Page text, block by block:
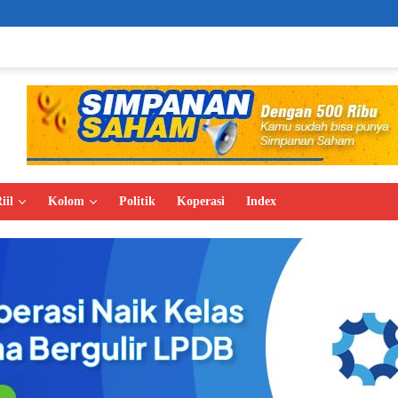
Demak
Kolom Politik Koperasi Index